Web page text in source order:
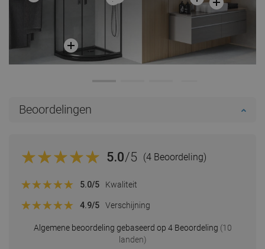
Beoordelingen
5.0/5 (4 Beoordeling)
Algemene beoordeling gebaseerd op 4 Beoordeling (10
landen)
5.0/5 Kwaliteit
4.9/5 Verschijning